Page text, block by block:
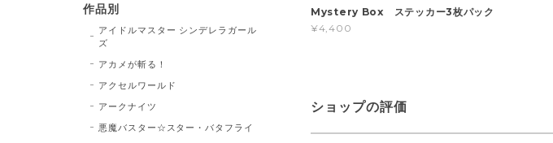
Mystery Box ステッカー3枚パック
¥4,400
ショップの評価
作品別
アイドルマスター シンデレラガール
ズ
アカメが斬る！
アクセルワールド
アークナイツ
悪魔バスター☆スター・バタフライ